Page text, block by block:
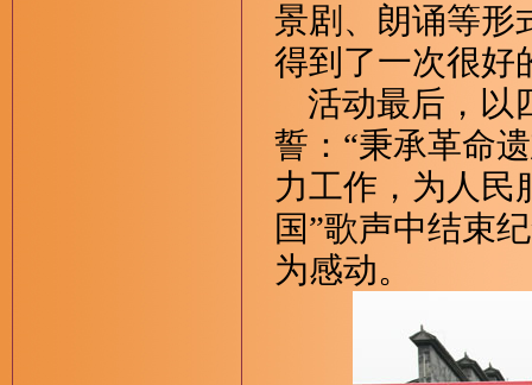
景剧、朗诵等形
得到了一次很好
活动最后，以
誓：“秉承革命
力工作，为人民
国”歌声中结束
为感动。